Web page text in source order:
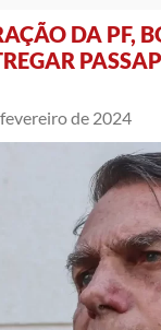
DA PF,
de 2024